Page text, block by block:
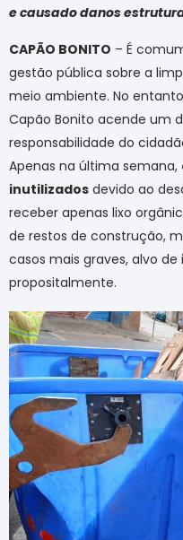
e causado danos
CAPÃO BONITO – É
gestão pública sobre a
meio ambiente. No
Capão Bonito acende um
responsabilidade do
Apenas na última semana,
inutilizados devido ao
receber apenas lixo
de restos de construção,
casos mais graves, alvo
propositalmente.